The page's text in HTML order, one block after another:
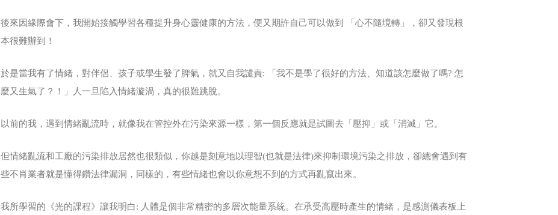
後來因緣際會下，我開始接觸學習各種提升身心靈健康的方法，便又期許自己可以做到 「心不隨境轉」，卻又發現根
本很難辦到！
於是當我有了情緒，對伴侶、孩子或學生發了脾氣，就又自我譴責: 「我不是學了很好的方法、知道該怎麼做了嗎? 怎
麼又生氣了？！」人一旦陷入情緒漩渦，真的很難跳脫。
以前的我，遇到情緒亂流時，就像我在管控外在污染來源一樣，第一個反應就是試圖去「壓抑」或「消滅」它。
但情緒亂流和工廠的污染排放居然也很類似，你越是刻意地以理智(也就是法律)來抑制環境污染之排放，卻總會遇到有
些不肖業者就是懂得鑽法律漏洞，同樣的，有些情緒也會以你意想不到的方式再亂竄出來。
我所學習的《光的課程》讓我明白: 人體是個非常精密的多層次能量系統。在承受高壓時產生的情緒，是感測儀表板上